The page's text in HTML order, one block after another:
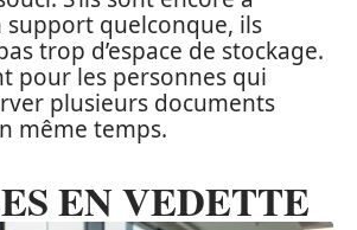
support quelconque, ils
trop d’espace de stockage.
pour les personnes qui
plusieurs documents
même temps.
EN VEDETTE